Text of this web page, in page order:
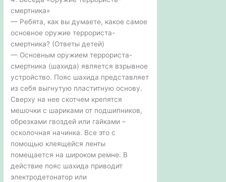
смертника»
— Ребята, как вы думаете, какое самое
основное оружие террориста-
смертника? (Ответы детей)
— Основным оружием террориста-
смертника (шахида) является взрывное
устройство. Пояс шахида представляет
из себя выгнутую пластитную основу.
Сверху на нее скотчем крепятся
мешочки с шариками от подшипников,
обрезками гвоздей или гайками –
осколочная начинка. Все это с
помощью клеящейся ленты
помещается на широком ремне. В
действие пояс шахида приводит
электродетонатор или